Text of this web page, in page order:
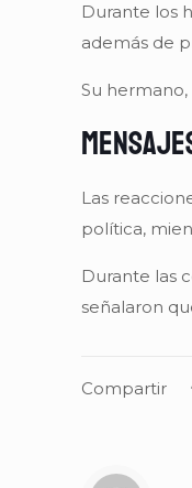
Durante los
además de
Su
Las
política,
Durante las
señalaron
Compartir